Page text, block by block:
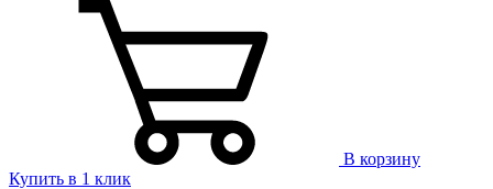
В корзину
Купить в 1 клик